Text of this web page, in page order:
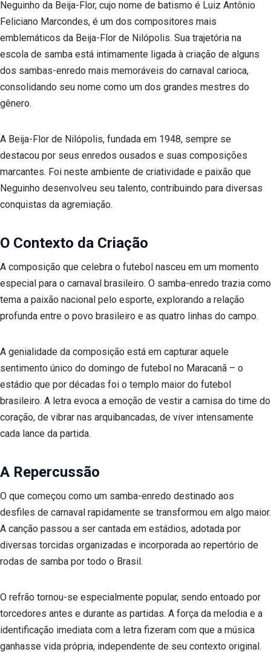
Neguinho da Beija-Flor, cujo nome de batismo é Luiz Antônio
Feliciano Marcondes, é um dos compositores mais
emblemáticos da Beija-Flor de Nilópolis. Sua trajetória na
escola de samba está intimamente ligada à criação de alguns
dos sambas-enredo mais memoráveis do carnaval carioca,
consolidando seu nome como um dos grandes mestres do
gênero.
A Beija-Flor de Nilópolis, fundada em 1948, sempre se
destacou por seus enredos ousados e suas composições
marcantes. Foi neste ambiente de criatividade e paixão que
Neguinho desenvolveu seu talento, contribuindo para diversas
conquistas da agremiação.
O Contexto da Criação
A composição que celebra o futebol nasceu em um momento
especial para o carnaval brasileiro. O samba-enredo trazia como
tema a paixão nacional pelo esporte, explorando a relação
profunda entre o povo brasileiro e as quatro linhas do campo.
A genialidade da composição está em capturar aquele
sentimento único do domingo de futebol no Maracanã – o
estádio que por décadas foi o templo maior do futebol
brasileiro. A letra evoca a emoção de vestir a camisa do time do
coração, de vibrar nas arquibancadas, de viver intensamente
cada lance da partida.
A Repercussão
O que começou como um samba-enredo destinado aos
desfiles de carnaval rapidamente se transformou em algo maior.
A canção passou a ser cantada em estádios, adotada por
diversas torcidas organizadas e incorporada ao repertório de
rodas de samba por todo o Brasil.
O refrão tornou-se especialmente popular, sendo entoado por
torcedores antes e durante as partidas. A força da melodia e a
identificação imediata com a letra fizeram com que a música
ganhasse vida própria, independente de seu contexto original.